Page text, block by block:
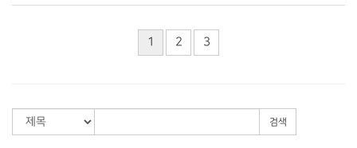
1 2 3
검색